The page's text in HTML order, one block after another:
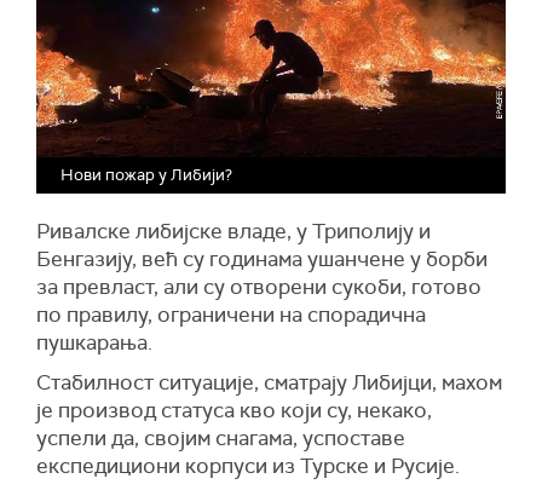
Нови пожар у Либији?
Ривалске либијске владе, у Триполију и
Бенгазију, већ су годинама ушанчене у борби
за превласт, али су отворени сукоби, готово
по правилу, ограничени на спорадична
пушкарања.
Стабилност ситуације, сматрају Либијци, махом
је производ статуса кво који су, некако,
успели да, својим снагама, успоставе
експедициони корпуси из Турске и Русије.